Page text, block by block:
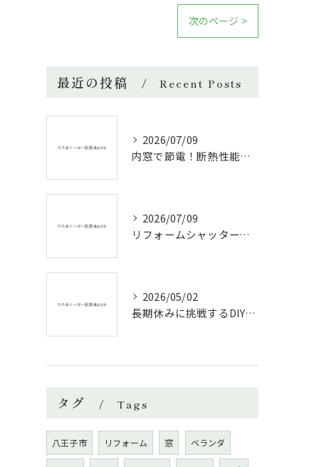
次のページ >
最近の投稿 Recent Posts
2026/07/09
内窓で節電！断熱性能と補助金活用法
2026/07/09
リフォームシャッターで叶える台風対策の効果的方法
2026/05/02
長期休みに挑戦するDIYリフォームの極意
タグ Tags
八王子市 リフォーム 窓 ベランダ